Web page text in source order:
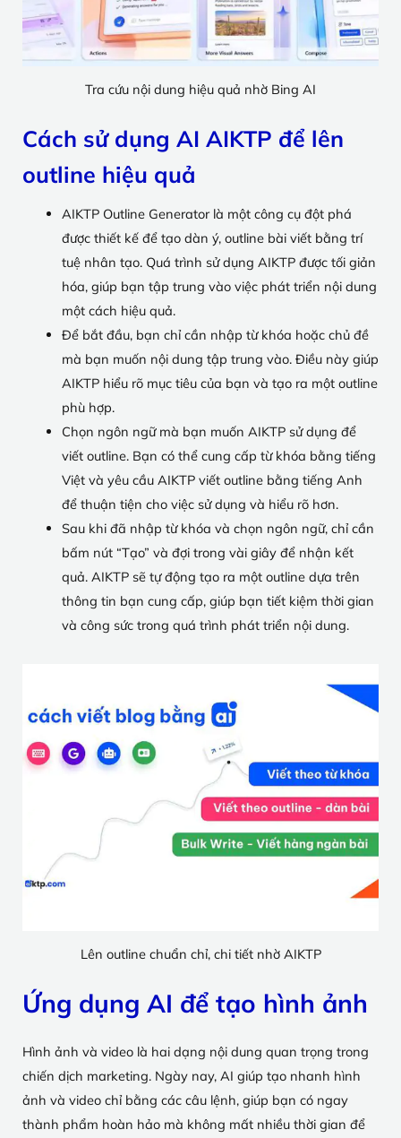
Tra cứu nội dung hiệu quả nhờ Bing AI
Cách sử dụng AI AIKTP để lên
outline hiệu quả
AIKTP Outline Generator là một công cụ đột phá
được thiết kế để tạo dàn ý, outline bài viết bằng trí
tuệ nhân tạo. Quá trình sử dụng AIKTP được tối giản
hóa, giúp bạn tập trung vào việc phát triển nội dung
một cách hiệu quả.
Để bắt đầu, bạn chỉ cần nhập từ khóa hoặc chủ đề
mà bạn muốn nội dung tập trung vào. Điều này giúp
AIKTP hiểu rõ mục tiêu của bạn và tạo ra một outline
phù hợp.
Chọn ngôn ngữ mà bạn muốn AIKTP sử dụng để
viết outline. Bạn có thể cung cấp từ khóa bằng tiếng
Việt và yêu cầu AIKTP viết outline bằng tiếng Anh
để thuận tiện cho việc sử dụng và hiểu rõ hơn.
Sau khi đã nhập từ khóa và chọn ngôn ngữ, chỉ cần
bấm nút “Tạo” và đợi trong vài giây để nhận kết
quả. AIKTP sẽ tự động tạo ra một outline dựa trên
thông tin bạn cung cấp, giúp bạn tiết kiệm thời gian
và công sức trong quá trình phát triển nội dung.
Lên outline chuẩn chỉ, chi tiết nhờ AIKTP
Ứng dụng AI để tạo hình ảnh
Hình ảnh và video là hai dạng nội dung quan trọng trong
chiến dịch marketing. Ngày nay, AI giúp tạo nhanh hình
ảnh và video chỉ bằng các câu lệnh, giúp bạn có ngay
thành phẩm hoàn hảo mà không mất nhiều thời gian để